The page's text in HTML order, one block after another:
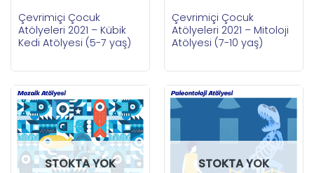
Çevrimiçi Çocuk
Atölyeleri 2021 – Kübik
Kedi Atölyesi (5-7 yaş)
Çevrimiçi Çocuk
Atölyeleri 2021 – Mitoloji
Atölyesi (7-10 yaş)
STOKTA YOK STOKTA YOK